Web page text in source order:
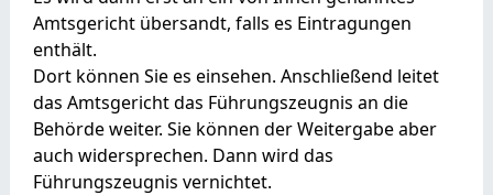
Amtsgericht übersandt, falls es Eintragungen
enthält.
Dort können Sie es einsehen. Anschließend leitet
das Amtsgericht das Führungszeugnis an die
Behörde weiter. Sie können der Weitergabe aber
auch widersprechen. Dann wird das
Führungszeugnis vernichtet.